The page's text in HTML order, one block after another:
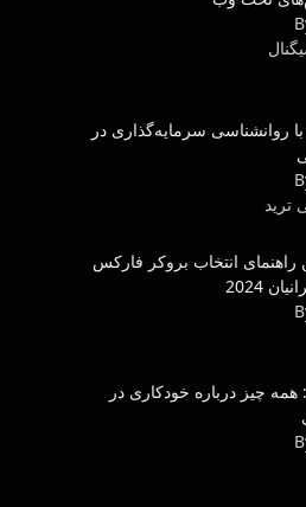
روانشناسی سرمایه‌گذاری در
انتخاب بروکر فارکس
2024
چیز درباره خودکاری در